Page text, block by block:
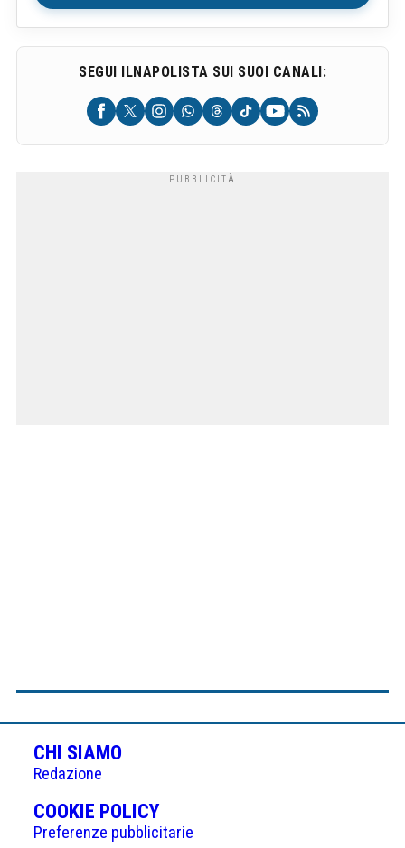
SEGUI ILNAPOLISTA SUI SUOI CANALI:
CHI SIAMO
Redazione
COOKIE POLICY(APRE
IN
Preferenze pubblicitarie